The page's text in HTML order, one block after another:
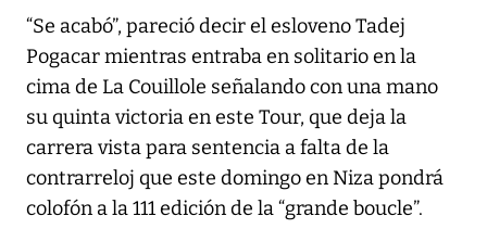
“Se acabó”, pareció decir el esloveno Tadej
Pogacar mientras entraba en solitario en la
cima de La Couillole señalando con una mano
su quinta victoria en este Tour, que deja la
carrera vista para sentencia a falta de la
contrarreloj que este domingo en Niza pondrá
colofón a la 111 edición de la “grande boucle”.